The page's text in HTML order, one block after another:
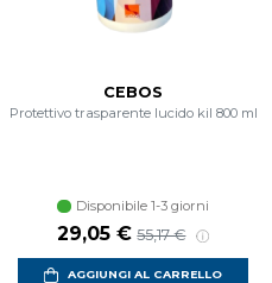
CEBOS
Protettivo trasparente lucido kil 800 ml
Disponibile 1-3 giorni
Prezzo scontato
29,05 € Prezzo di listino
55,17 €
AGGIUNGI AL CARRELLO